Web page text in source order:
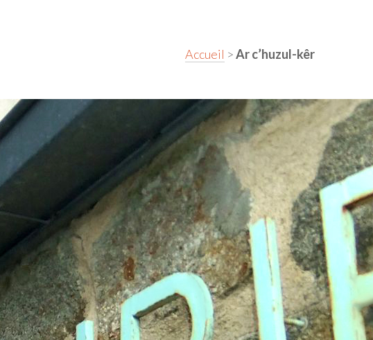
Accueil >Ar c’huzul-kêr